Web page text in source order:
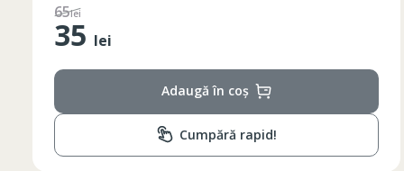
S
44
46
170-176
M
48
50
176-182
48lei
35 lei
Adaugă în coș
Cumpără rapid!